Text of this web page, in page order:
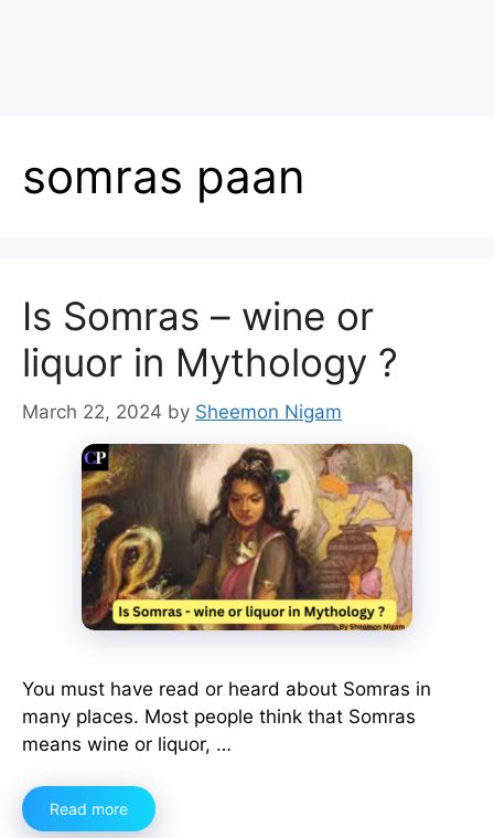
somras paan
Is Somras – wine or
liquor in Mythology ?
March 22, 2024 by Sheemon Nigam
You must have read or heard about Somras in
many places. Most people think that Somras
means wine or liquor, …
Read more